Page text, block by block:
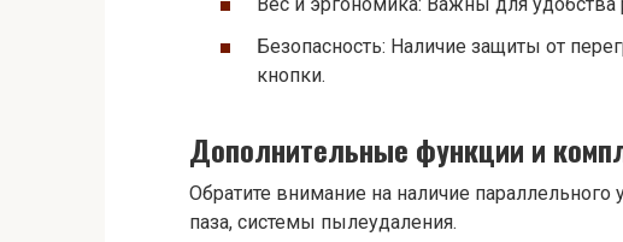
Безопасность: Наличие защиты от
кнопки.
Дополнительные функции и
Обратите внимание на наличие параллельного
паза, системы пылеудаления.